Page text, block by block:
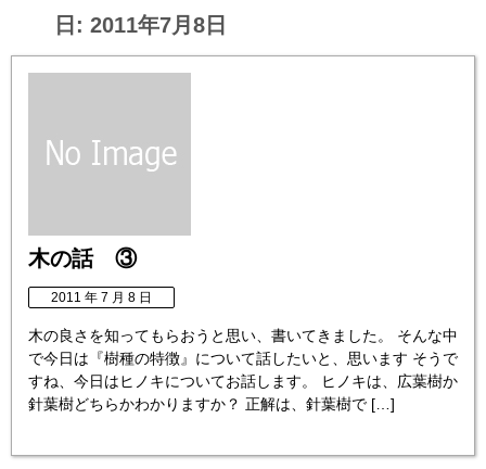
日: 2011年7月8日
木の話 ③
2011 年 7 月 8 日
木の良さを知ってもらおうと思い、書いてきました。 そんな中
で今日は『樹種の特徴』について話したいと、思います そうで
すね、今日はヒノキについてお話します。 ヒノキは、広葉樹か
針葉樹どちらかわかりますか？ 正解は、針葉樹で […]